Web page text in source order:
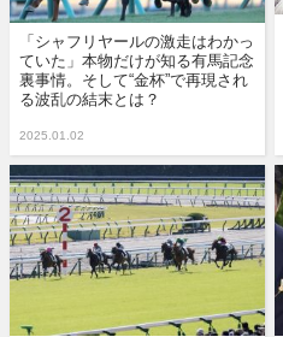
「シャフリヤールの激走はわかっ
ていた」本物だけが知る有馬記念
裏事情。そして“金杯”で再現され
る波乱の結末とは？
2025.01.02